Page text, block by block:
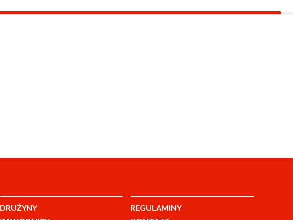
DRUŻYNY
REGULAMINY